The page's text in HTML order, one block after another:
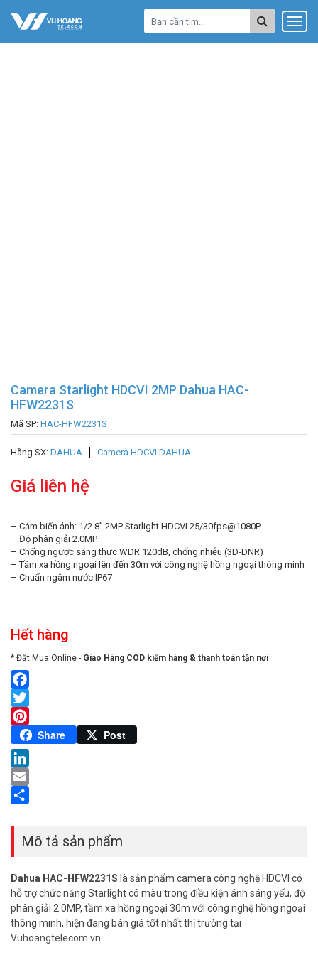
Camera Starlight HDCVI 2MP Dahua HAC-
HFW2231S
Mã SP: HAC-HFW2231S
Hãng SX: DAHUA Camera HDCVI DAHUA
Giá liên hệ
– Cảm biến ảnh: 1/2.8” 2MP Starlight HDCVI 25/30fps@1080P
– Độ phân giải 2.0MP
– Chống ngược sáng thực WDR 120dB, chống nhiễu (3D-DNR)
– Tầm xa hồng ngoại lên đến 30m với công nghệ hồng ngoại thông minh
– Chuẩn ngâm nước IP67
Hết hàng
* Đặt Mua Online - Giao Hàng COD kiểm hàng & thanh toán tận nơi
Facebook
Twitter
Pinterest
Share Post
LinkedIn
Email
Mô tả sản phẩm
Dahua HAC-HFW2231S là sản phẩm camera công nghệ HDCVI có
hỗ trợ chức năng Starlight có màu trong điều kiện ánh sáng yếu, độ
phân giải 2.0MP, tầm xa hồng ngoại 30m với công nghệ hồng ngoại
thông minh, hiện đang bán giá tốt nhất thị trường tại
Vuhoangtelecom.vn